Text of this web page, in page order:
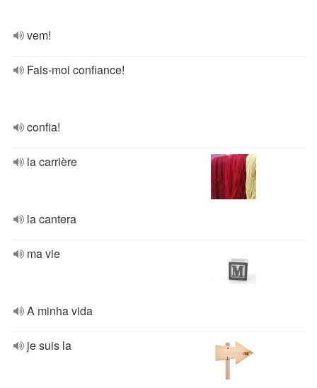
vem!
Fais-moi confiance!
confia!
la carrière
la cantera
ma vie
A minha vida
je suis la